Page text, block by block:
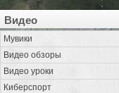
Видео
Мувики
Видео обзоры
Видео уроки
Киберспорт